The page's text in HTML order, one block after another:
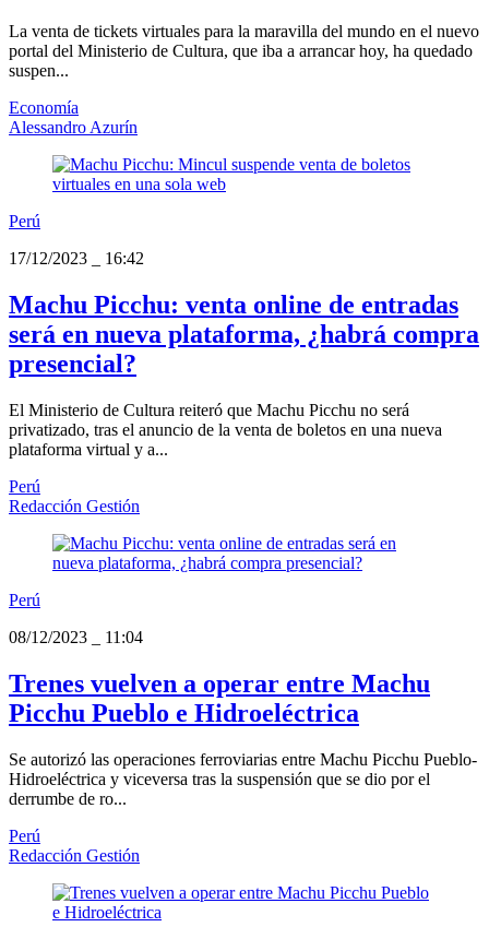
La venta de tickets virtuales para la maravilla del mundo en el nuevo
portal del Ministerio de Cultura, que iba a arrancar hoy, ha quedado
suspen...
Economía
Alessandro Azurín
Perú
17/12/2023
16:42
Machu Picchu: venta online de entradas
será en nueva plataforma, ¿habrá compra
presencial?
El Ministerio de Cultura reiteró que Machu Picchu no será
privatizado, tras el anuncio de la venta de boletos en una nueva
plataforma virtual y a...
Perú
Redacción Gestión
Perú
08/12/2023
11:04
Trenes vuelven a operar entre Machu
Picchu Pueblo e Hidroeléctrica
Se autorizó las operaciones ferroviarias entre Machu Picchu Pueblo-
Hidroeléctrica y viceversa tras la suspensión que se dio por el
derrumbe de ro...
Perú
Redacción Gestión